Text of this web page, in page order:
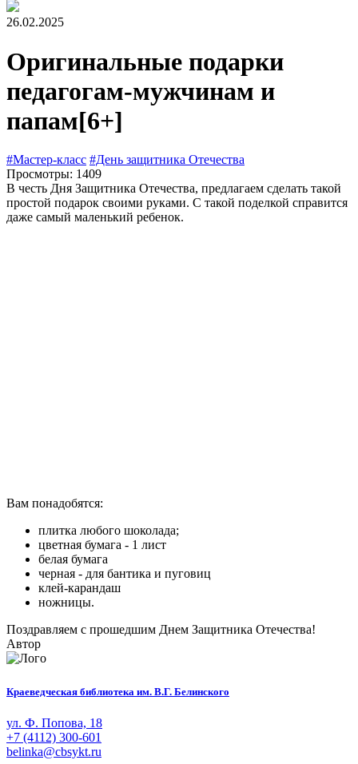
26.02.2025
Оригинальные подарки
педагогам-мужчинам и
папам[6+]
#Мастер-класс #День защитника Отечества
Просмотры: 1409
В честь Дня Защитника Отечества, предлагаем сделать такой
простой подарок своими руками. С такой поделкой справится
даже самый маленький ребенок.
Вам понадобятся:
плитка любого шоколада;
цветная бумага - 1 лист
белая бумага
черная - для бантика и пуговиц
клей-карандаш
ножницы.
Поздравляем с прошедшим Днем Защитника Отечества!
Автор
Краеведческая библиотека им. В.Г. Белинского
ул. Ф. Попова, 18
+7 (4112) 300-601
belinka@cbsykt.ru